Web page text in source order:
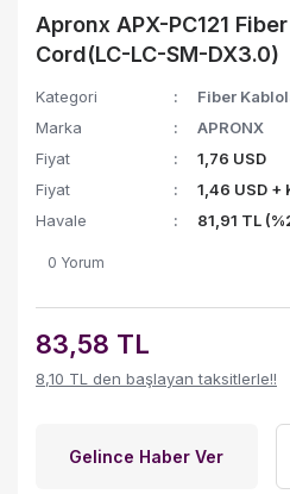
Apronx APX-PC121
Cord(LC-LC-SM-DX3.0)
Kategori
Fiber
Marka
APRONX
Fiyat
1,76 USD
Fiyat
1,46 USD +
Havale
81,91 TL
0 Yorum
83,58 TL
8,10 TL den başlayan taksitlerle!!
Gelince Haber Ver